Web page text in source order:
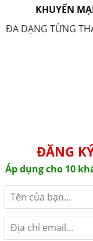
KHUYẾN
ĐA DẠNG TỪNG
ĐĂNG
Áp dụng cho 10